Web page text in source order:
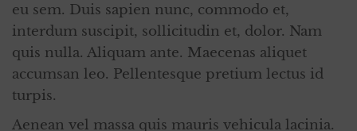
eu sem. Duis sapien nunc, commodo et,
interdum suscipit, sollicitudin et, dolor. Nam
quis nulla. Aliquam ante. Maecenas aliquet
accumsan leo. Pellentesque pretium lectus id
turpis.
Aenean vel massa quis mauris vehicula lacinia.